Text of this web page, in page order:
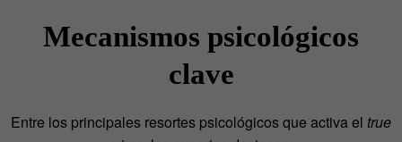
Mecanismos psicológicos
clave
Entre los principales resortes psicológicos que activa el true